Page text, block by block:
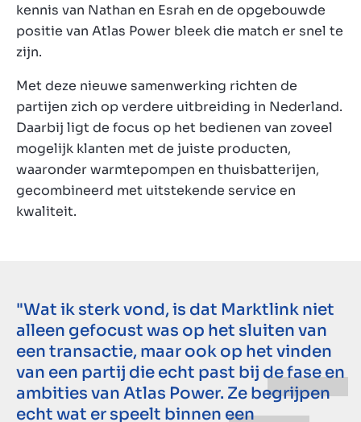
kennis van Nathan en Esrah en de opgebouwde
positie van Atlas Power bleek die match er snel te
zijn.
Met deze nieuwe samenwerking richten de
partijen zich op verdere uitbreiding in Nederland.
Daarbij ligt de focus op het bedienen van zoveel
mogelijk klanten met de juiste producten,
waaronder warmtepompen en thuisbatterijen,
gecombineerd met uitstekende service en
kwaliteit.
"Wat ik sterk vond, is dat Marktlink niet
alleen gefocust was op het sluiten van
een transactie, maar ook op het vinden
van een partij die echt past bij de fase en
ambities van Atlas Power. Ze begrijpen
echt wat er speelt binnen een